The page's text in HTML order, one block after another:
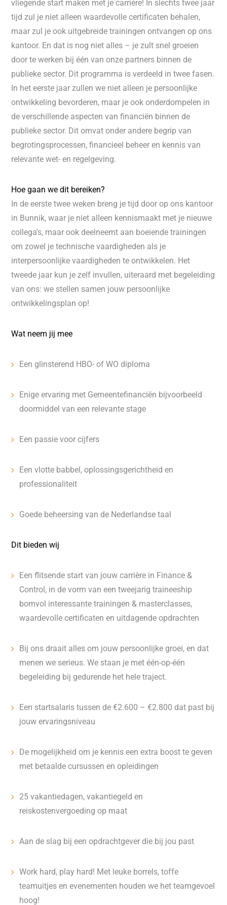
vliegende start maken met je carrière! In slechts twee jaar
tijd zul je niet alleen waardevolle certificaten behalen,
maar zul je ook uitgebreide trainingen ontvangen op ons
kantoor. En dat is nog niet alles – je zult snel groeien
door te werken bij één van onze partners binnen de
publieke sector. Dit programma is verdeeld in twee fasen.
In het eerste jaar zullen we niet alleen je persoonlijke
ontwikkeling bevorderen, maar je ook onderdompelen in
de verschillende aspecten van financiën binnen de
publieke sector. Dit omvat onder andere begrip van
begrotingsprocessen, financieel beheer en kennis van
relevante wet- en regelgeving.
Hoe gaan we dit bereiken?
In de eerste twee weken breng je tijd door op ons kantoor
in Bunnik, waar je niet alleen kennismaakt met je nieuwe
collega's, maar ook deelneemt aan boeiende trainingen
om zowel je technische vaardigheden als je
interpersoonlijke vaardigheden te ontwikkelen. Het
tweede jaar kun je zelf invullen, uiteraard met begeleiding
van ons: we stellen samen jouw persoonlijke
ontwikkelingsplan op!
Wat neem jij mee
Een glinsterend HBO- of WO diploma
Enige ervaring met Gemeentefinanciën bijvoorbeeld
doormiddel van een relevante stage
Een passie voor cijfers
Een vlotte babbel, oplossingsgerichtheid en
professionaliteit
Goede beheersing van de Nederlandse taal
Dit bieden wij
Een flitsende start van jouw carrière in Finance &
Control, in de vorm van een tweejarig traineeship
bomvol interessante trainingen & masterclasses,
waardevolle certificaten en uitdagende opdrachten
Bij ons draait alles om jouw persoonlijke groei, en dat
menen we serieus. We staan je met één-op-één
begeleiding bij gedurende het hele traject.
Een startsalaris tussen de €2.600 – €2.800 dat past bij
jouw ervaringsniveau
De mogelijkheid om je kennis een extra boost te geven
met betaalde cursussen en opleidingen
25 vakantiedagen, vakantiegeld en
reiskostenvergoeding op maat
Aan de slag bij een opdrachtgever die bij jou past
Work hard, play hard! Met leuke borrels, toffe
teamuitjes en evenementen houden we het teamgevoel
hoog!